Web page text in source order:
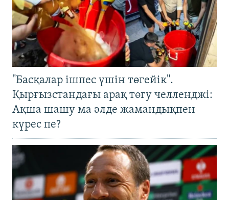
"Басқалар ішпес үшін төгейік".
Қырғызстандағы арақ төгу челленджі:
Ақша шашу ма әлде жамандықпен
күрес пе?